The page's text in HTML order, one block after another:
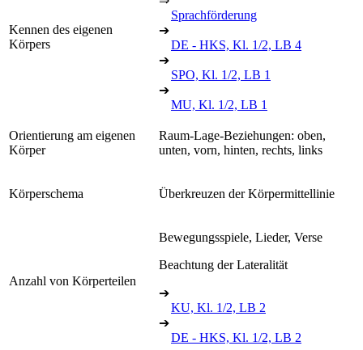
Kennen des eigenen
Körpers
Sprachförderung
➔
DE - HKS, Kl. 1/2, LB 4
➔
SPO, Kl. 1/2, LB 1
➔
MU, Kl. 1/2, LB 1
Orientierung am eigenen
Körper
Raum-Lage-Beziehungen: oben,
unten, vorn, hinten, rechts, links
Körperschema Überkreuzen der Körpermittellinie
Anzahl von Körperteilen
Bewegungsspiele, Lieder, Verse
Beachtung der Lateralität
➔
KU, Kl. 1/2, LB 2
➔
DE - HKS, Kl. 1/2, LB 2